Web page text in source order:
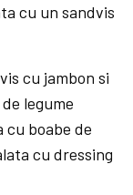
cu un sandvis
cu jambon si
legume
cu boabe de
cu dressing